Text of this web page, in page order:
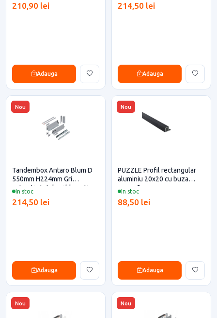
eficiente
210,90 lei
Adauga
eficiente
214,50 lei
Adauga
Nou
In stoc
Tandembox Antaro Blum D
550mm H224mm Gri
extractie totala si blumotion
eficiente
214,50 lei
Adauga
Nou
In stoc
PUZZLE Profil rectangular
aluminiu 20x20 cu buza
negru 3m
88,50 lei
Adauga
Nou Nou